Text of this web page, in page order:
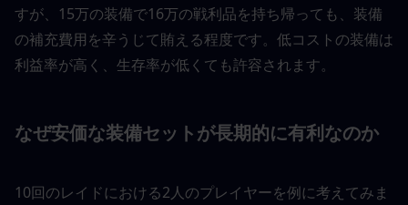
すが、15万の装備で16万の戦利品を持ち帰っても、装備
の補充費用を辛うじて賄える程度です。低コストの装備は
利益率が高く、生存率が低くても許容されます。
なぜ安価な装備セットが長期的に有利なのか
10回のレイドにおける2人のプレイヤーを例に考えてみま